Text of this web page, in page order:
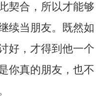
契合，所以才能够
续当朋友。既然如
好，才得到他一个
你真的朋友，也不